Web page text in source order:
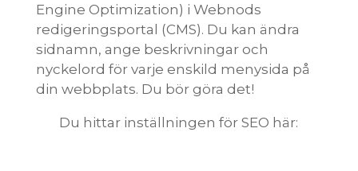
Engine Optimization) i Webnods
redigeringsportal (CMS). Du kan ändra
sidnamn, ange beskrivningar och
nyckelord för varje enskild menysida på
din webbplats. Du bör göra det!
Du hittar inställningen för SEO här: